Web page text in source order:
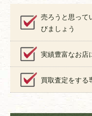
売ろうと思って
びましょう
実績豊富なお店
買取査定をする